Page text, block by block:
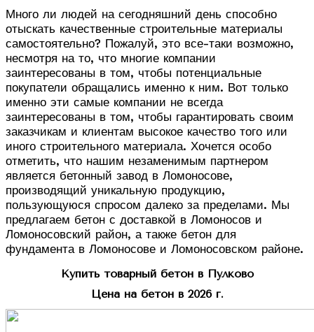
Много ли людей на сегодняшний день способно
отыскать качественные строительные материалы
самостоятельно? Пожалуй, это все-таки возможно,
несмотря на то, что многие компании
заинтересованы в том, чтобы потенциальные
покупатели обращались именно к ним. Вот только
именно эти самые компании не всегда
заинтересованы в том, чтобы гарантировать своим
заказчикам и клиентам высокое качество того или
иного строительного материала. Хочется особо
отметить, что нашим незаменимым партнером
является бетонный завод в Ломоносове,
производящий уникальную продукцию,
пользующуюся спросом далеко за пределами. Мы
предлагаем бетон с доставкой в Ломоносов и
Ломоносовский район, а также бетон для
фундамента в Ломоносове и Ломоносовском районе.
Купить товарный бетон в Пулково
Цена на бетон в 2026 г.